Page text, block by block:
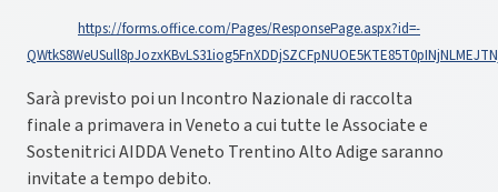
https://forms.office.com/Pages/ResponsePage.aspx?id=-
Sarà previsto poi un Incontro Nazionale di raccolta
finale a primavera in Veneto a cui tutte le Associate e
Sostenitrici AIDDA Veneto Trentino Alto Adige saranno
invitate a tempo debito.